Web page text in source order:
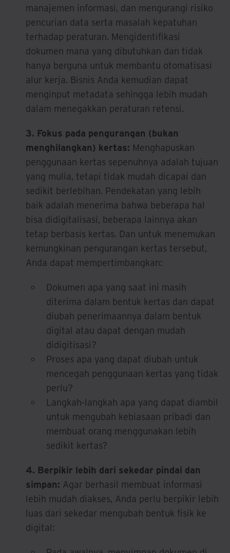
manajemen informasi, dan mengurangi risiko
pencurian data serta masalah kepatuhan
terhadap peraturan. Mengidentifikasi
dokumen mana yang dibutuhkan dan tidak
hanya berguna untuk membantu otomatisasi
alur kerja. Bisnis Anda kemudian dapat
menginput metadata sehingga lebih mudah
dalam menegakkan peraturan retensi.
3. Fokus pada pengurangan (bukan
menghilangkan) kertas: Menghapuskan
penggunaan kertas sepenuhnya adalah tujuan
yang mulia, tetapi tidak mudah dicapai dan
sedikit berlebihan. Pendekatan yang lebih
baik adalah menerima bahwa beberapa hal
bisa didigitalisasi, beberapa lainnya akan
tetap berbasis kertas. Dan untuk menemukan
kemungkinan pengurangan kertas tersebut,
Anda dapat mempertimbangkan:
Dokumen apa yang saat ini masih
diterima dalam bentuk kertas dan dapat
diubah penerimaannya dalam bentuk
digital atau dapat dengan mudah
didigitisasi?
Proses apa yang dapat diubah untuk
mencegah penggunaan kertas yang tidak
perlu?
Langkah-langkah apa yang dapat diambil
untuk mengubah kebiasaan pribadi dan
membuat orang menggunakan lebih
sedikit kertas?
4. Berpikir lebih dari sekedar pindai dan
simpan: Agar berhasil membuat informasi
lebih mudah diakses, Anda perlu berpikir lebih
luas dari sekedar mengubah bentuk fisik ke
digital: